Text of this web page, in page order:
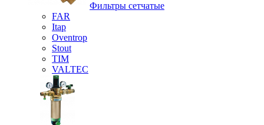
Фильтры сетчатые
FAR
Itap
Oventrop
Stout
TIM
VALTEC